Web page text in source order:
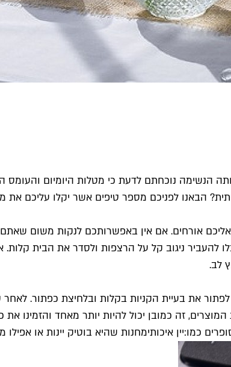
נוכחתם לדעת כי מטלות היומיום והעומס הרב
הבאנו לפניכם מספר טיפים אשר יקלו עליכם
אורחים. אם אין באפשרותכם לנקות משום
ניגוב קל על הרצפות ולסדר את הבית קלות.
לב.
את בעיית הקניות בקלות ובלחיצת כפתור.
זה כמובן יכול להיות יותר מאחד והזמינו
כמו:יין איכותימחנות שהיא בוטיק יינות או אפילו